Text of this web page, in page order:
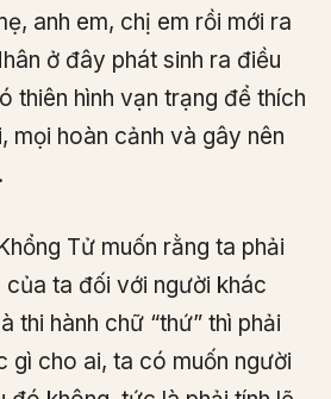
anh em, chị em rồi mới ra
ở đây phát sinh ra điều
thiên hình vạn trạng để thích
mọi hoàn cảnh và gây nên
Tử muốn rằng ta phải
của ta đối với người khác
thi hành chữ “thứ” thì phải
gì cho ai, ta có muốn người